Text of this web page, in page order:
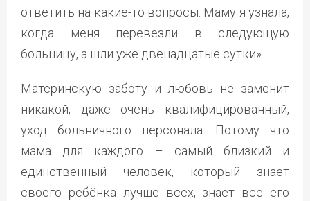
ответить на какие-то вопросы. Маму я узнала,
когда меня перевезли в следующую
больницу, а шли уже двенадцатые сутки».
Материнскую заботу и любовь не заменит
никакой, даже очень квалифицированный,
уход больничного персонала. Потому что
мама для каждого – самый близкий и
единственный человек, который знает
своего ребёнка лучше всех, знает все его